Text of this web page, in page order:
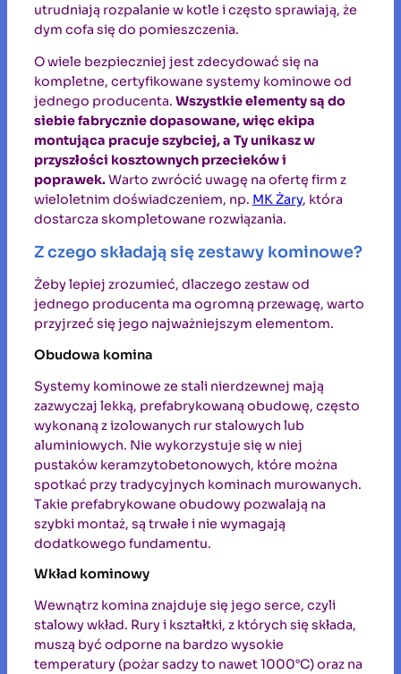
utrudniają rozpalanie w kotle i często sprawiają, że
dym cofa się do pomieszczenia.
O wiele bezpieczniej jest zdecydować się na
kompletne, certyfikowane systemy kominowe od
jednego producenta. Wszystkie elementy są do
siebie fabrycznie dopasowane, więc ekipa
montująca pracuje szybciej, a Ty unikasz w
przyszłości kosztownych przecieków i
poprawek.Warto zwrócić uwagę na ofertę firm z
wieloletnim doświadczeniem, np. MK Żary, która
dostarcza skompletowane rozwiązania.
Z czego składają się zestawy kominowe?
Żeby lepiej zrozumieć, dlaczego zestaw od
jednego producenta ma ogromną przewagę, warto
przyjrzeć się jego najważniejszym elementom.
Obudowa komina
Systemy kominowe ze stali nierdzewnej mają
zazwyczaj lekką, prefabrykowaną obudowę, często
wykonaną z izolowanych rur stalowych lub
aluminiowych. Nie wykorzystuje się w niej
pustaków keramzytobetonowych, które można
spotkać przy tradycyjnych kominach murowanych.
Takie prefabrykowane obudowy pozwalają na
szybki montaż, są trwałe i nie wymagają
dodatkowego fundamentu.
Wkład kominowy
Wewnątrz komina znajduje się jego serce, czyli
stalowy wkład. Rury i kształtki, z których się składa,
muszą być odporne na bardzo wysokie
temperatury (pożar sadzy to nawet 1000°C) oraz na